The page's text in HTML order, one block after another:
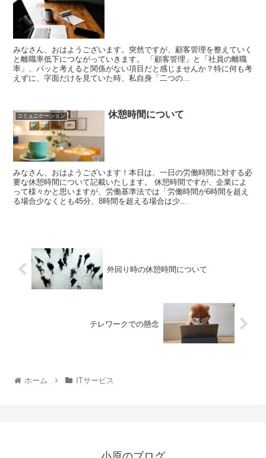
みなさん、おはようございます。突然ですが、顧客管理を整えていく
と離職率低下につながっていきます。 「顧客管理」と「社員の離職
率」、パッと考えると関係がない項目だと感じませんか？特に何も考
えずに、字面だけを見ていた時、私自身「二つの...
コミュニケーション 休憩時間について
みなさん、おはようございます！本日は、一日の労働時間に対する必
要な休憩時間について記載いたします。 休憩時間ですが、企業によ
って様々かと思いますが、労働基準法では「労働時間が6時間を超え
る場合少なくとも45分、8時間を超える場合は少...
外回り時の休憩時間について
テレワークでの懸念
ホーム ITサービス